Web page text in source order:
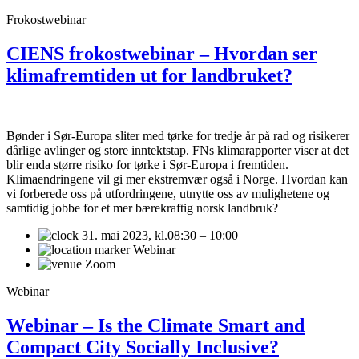
Frokostwebinar
CIENS frokostwebinar – Hvordan ser
klimafremtiden ut for landbruket?
Bønder i Sør-Europa sliter med tørke for tredje år på rad og risikerer
dårlige avlinger og store inntektstap. FNs klimarapporter viser at det
blir enda større risiko for tørke i Sør-Europa i fremtiden.
Klimaendringene vil gi mer ekstremvær også i Norge. Hvordan kan
vi forberede oss på utfordringene, utnytte oss av mulighetene og
samtidig jobbe for et mer bærekraftig norsk landbruk?
31. mai 2023, kl.08:30 – 10:00
Webinar
Zoom
Webinar
Webinar – Is the Climate Smart and
Compact City Socially Inclusive?